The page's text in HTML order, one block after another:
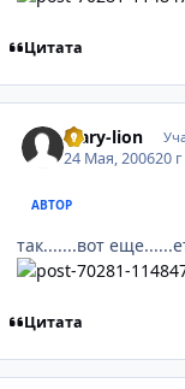
Цитата
Mary-lion
24 Мая, 200620 г
АВТОР
так.......вот
Цитата